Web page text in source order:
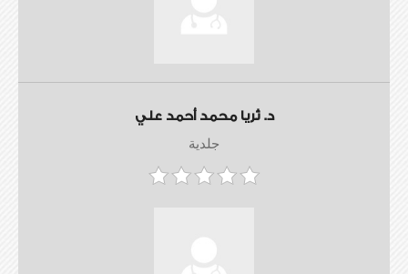
د. ثريا محمد أحمد علي
جلدية